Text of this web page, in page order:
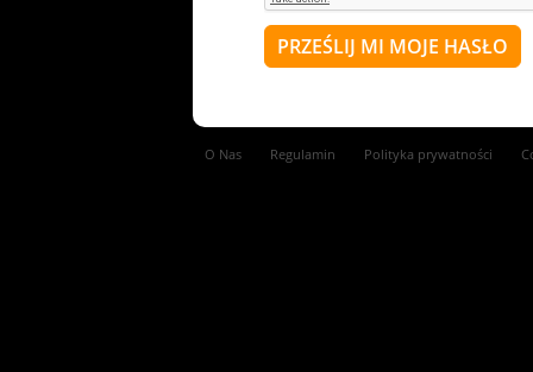
O Nas Regulamin Polityka prywatności